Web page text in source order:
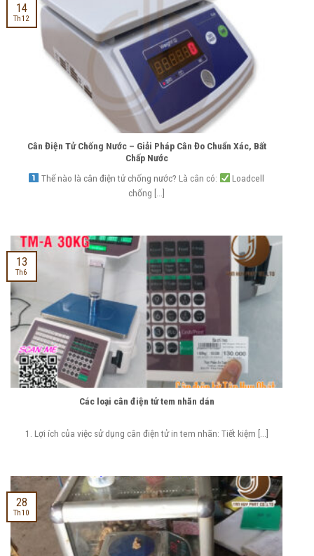
Cân Điện Tử Chống Nước – Giải Pháp Cân Đo Chuẩn Xác, Bất
Chấp Nước
Thế nào là cân điện tử chống nước? Là cân có:
Loadcell
chống [...]
14
Th12
Các loại cân điện tử tem nhãn dán
1. Lợi ích của việc sử dụng cân điện tử in tem nhãn: Tiết kiệm [...]
13
Th6
28
Th10